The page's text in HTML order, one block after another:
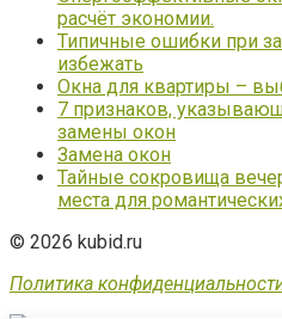
расчёт экономии.
Типичные ошибки при
избежать
Окна для квартиры –
7 признаков,
замены окон
Замена окон
Тайные сокровища
места для
© 2026 kubid.ru
Политика